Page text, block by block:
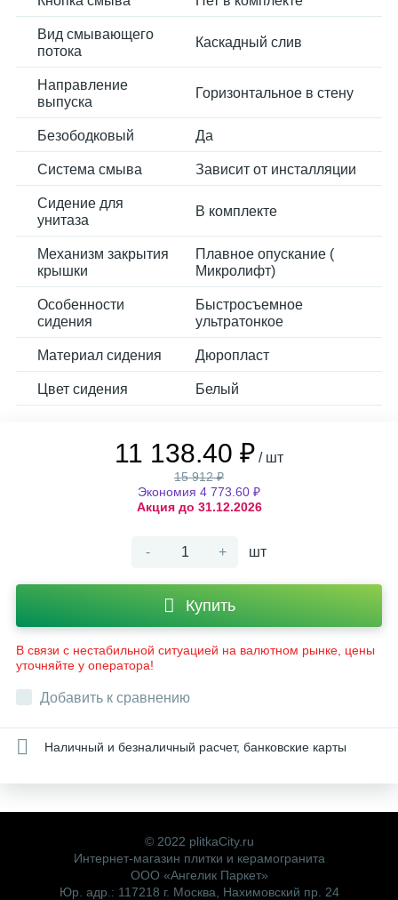
Вид смывающего
потока
Каскадный слив
Направление
выпуска
Горизонтальное в стену
Безободковый Да
Система смыва Зависит от инсталляции
Сидение для
унитаза
В комплекте
Механизм закрытия
крышки
Плавное опускание (
Микролифт)
Особенности
сидения
Быстросъемное
ультратонкое
Материал сидения Дюропласт
Цвет сидения Белый
11 138.40 ₽ / шт
15 912 ₽
Экономия 4 773.60 ₽
Акция до 31.12.2026
- + шт
Купить
В связи с нестабильной ситуацией на валютном рынке, цены
уточняйте у оператора!
Добавить к сравнению
Наличный и безналичный расчет, банковские карты
© 2022 plitkaCity.ru
Интернет-магазин плитки и керамогранита
ООО «Ангелик Паркет»
Юр. адр.: 117218 г. Москва, Нахимовский пр. 24